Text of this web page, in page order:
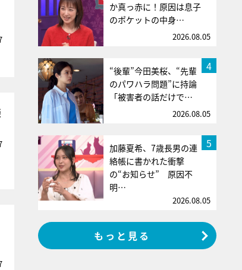
か真っ赤に！原因は息子
のポケットの中身…
2026.08.05
4
“後輩”今田美桜、“先輩
のパワハラ問題”に持論
「被害者の話だけで…
2026.08.05
5
加藤夏希、7歳長男の連
絡帳に書かれた衝撃
の“お知らせ” 原因不
明…
2026.08.05
もっと見る